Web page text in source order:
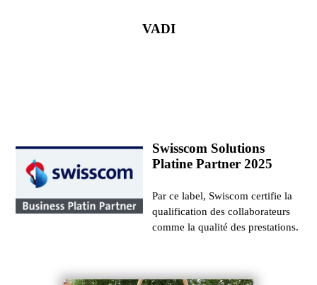
VADI
Swisscom Solutions
Platine Partner 2025
Par ce label, Swiscom certifie la
qualification des collaborateurs
comme la qualité des prestations.